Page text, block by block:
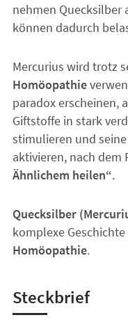
nehmen Quecksilber
können dadurch
Mercurius wird trotz
Homöopathie
paradox erscheinen,
Giftstoffe in stark
stimulieren und
aktivieren, nach dem
Ähnlichem heilen“.
Quecksilber
komplexe Geschichte
Homöopathie.
Steckbrief